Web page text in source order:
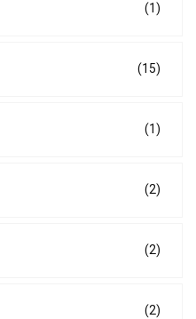
(1)
(15)
(1)
(2)
(2)
(2)